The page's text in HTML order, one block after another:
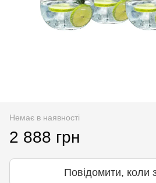
Немає в наявності
2 888 грн
Повідомити, коли